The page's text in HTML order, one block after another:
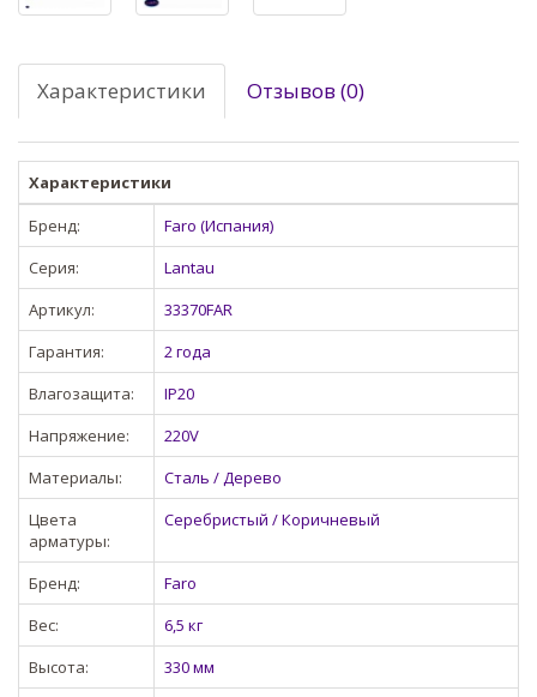
Характеристики Отзывов (0)
Характеристики
Бренд:
Faro (Испания)
Серия:
Lantau
Артикул:
33370FAR
Гарантия:
2 года
Влагозащита:
IP20
Напряжение:
220V
Материалы:
Сталь / Дерево
Цвета
арматуры:
Серебристый / Коричневый
Бренд:
Faro
Вес:
6,5 кг
Высота:
330 мм